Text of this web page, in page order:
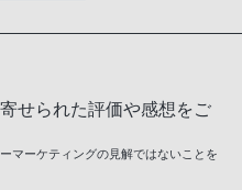
せられた評価や感想をご
マーケティングの見解ではないことを